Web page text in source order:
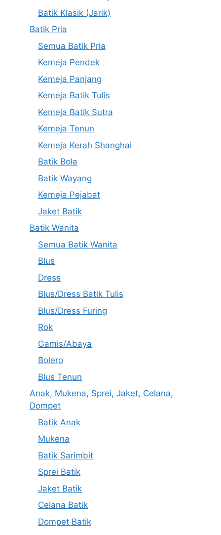
Batik Klasik (Jarik)
Batik Pria
Semua Batik Pria
Kemeja Pendek
Kemeja Panjang
Kemeja Batik Tulis
Kemeja Batik Sutra
Kemeja Tenun
Kemeja Kerah Shanghai
Batik Bola
Batik Wayang
Kemeja Pejabat
Jaket Batik
Batik Wanita
Semua Batik Wanita
Blus
Dress
Blus/Dress Batik Tulis
Blus/Dress Furing
Rok
Gamis/Abaya
Bolero
Blus Tenun
Anak, Mukena, Sprei, Jaket, Celana,
Dompet
Batik Anak
Mukena
Batik Sarimbit
Sprei Batik
Jaket Batik
Celana Batik
Dompet Batik